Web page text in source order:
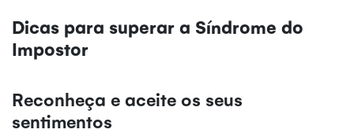
Dicas para superar a Síndrome do
Impostor
Reconheça e aceite os seus
sentimentos